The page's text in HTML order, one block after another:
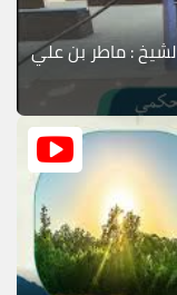
: ماطر بن علي